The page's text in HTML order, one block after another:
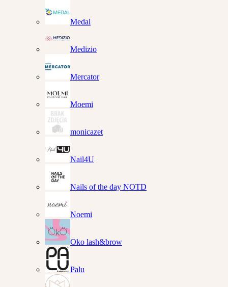
Medal
Medizio
Mercator
Moemi
monicazet
Nail4U
Nails of the day NOTD
Noemi
Oko lash&brow
Palu